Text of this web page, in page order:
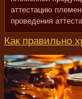
аттестацию
проведения
Как правильно